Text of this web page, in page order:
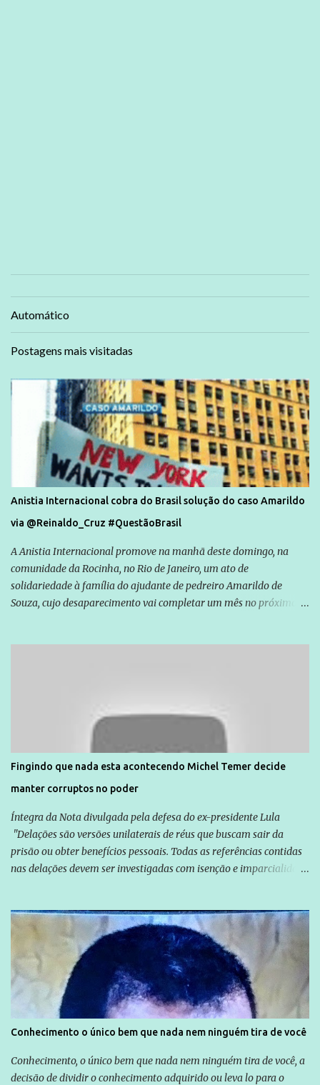
Automático
Postagens mais visitadas
Anistia Internacional cobra do Brasil solução do caso Amarildo
via @Reinaldo_Cruz #QuestãoBrasil
A Anistia Internacional promove na manhã deste domingo, na
comunidade da Rocinha, no Rio de Janeiro, um ato de
solidariedade à família do ajudante de pedreiro Amarildo de
Souza, cujo desaparecimento vai completar um mês no próximo
são vítimas de violência, estão em situação de risco ou têm seus
direitos violados. Leia mais: Anistia Internacional cobra do Brasil
solução do caso Amarildo - Terra Brasil
Fingindo que nada esta acontecendo Michel Temer decide
manter corruptos no poder
Íntegra da Nota divulgada pela defesa do ex-presidente Lula
"Delações são versões unilaterais de réus que buscam sair da
prisão ou obter benefícios pessoais. Todas as referências contidas
nas delações devem ser investigadas com isenção e imparcialidade
Globo manteve com o Grupo Odebrecht, citada na delação de
Emílio Odebrecht. Lula sempre atuou para promover o Brasil no
exterior, e não para promover determinadas empresas ou
empresários" Assina a nota o advogado Cristiano Zanin Martins
Conhecimento o único bem que nada nem ninguém tira de você
Conhecimento, o único bem que nada nem ninguém tira de você, a
decisão de dividir o conhecimento adquirido ou leva lo para o